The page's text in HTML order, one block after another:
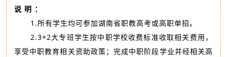
说 明 ：
1.所有学生均可参加湖南省职教高考或高职单招。
2.3+2大专班学生按中职学校收费标准收取相关费用，
享受中职教育相关资助政策；完成中职阶段学业并经相关高